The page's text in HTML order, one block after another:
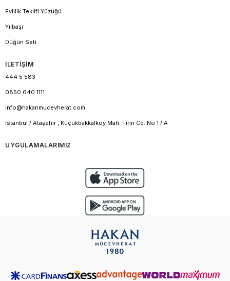
Evlilik Teklifi Yüzüğü
Yılbaşı
Düğün Seti
İLETİŞİM
444 5 583
0850 640 1111
info@hakanmucevherat.com
İstanbul / Ataşehir , Küçükbakkalköy Mah. Fırın Cd. No 1 / A
UYGULAMALARIMIZ